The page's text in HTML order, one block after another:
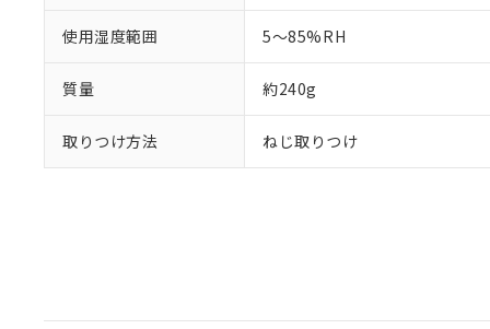
使用湿度範囲 5～85%RH
質量 約240g
取りつけ方法 ねじ取りつけ